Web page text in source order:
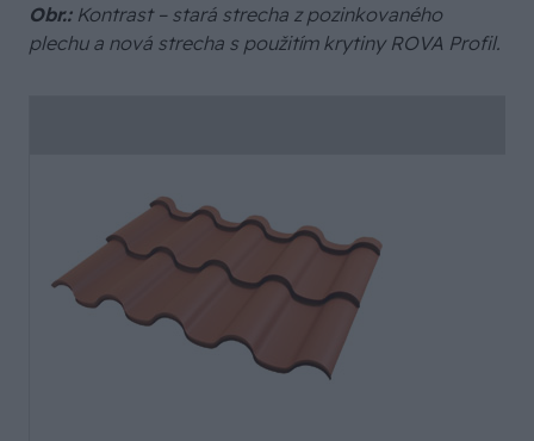
Obr.:Kontrast – stará strecha z pozinkovaného
plechu a nová strecha s použitím krytiny ROVA Profil.